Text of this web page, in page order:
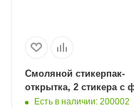
Смоляной стикерпак-
открытка, 2 стикера с
Есть в наличии: 200002